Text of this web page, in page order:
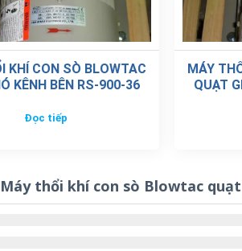
KHÍ CON SÒ BLOWTAC
KÊNH BÊN RS-900-36
Đọc tiếp
MÁY
QUẠT
thổi khí con sò Blowtac quạt